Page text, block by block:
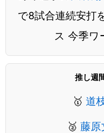
で8試合連続安打
ス 今季ワ
推し週
🥇 道
🥈 藤原